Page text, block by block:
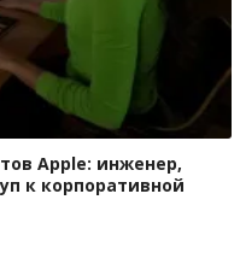
Apple: инженер,
к корпоративной